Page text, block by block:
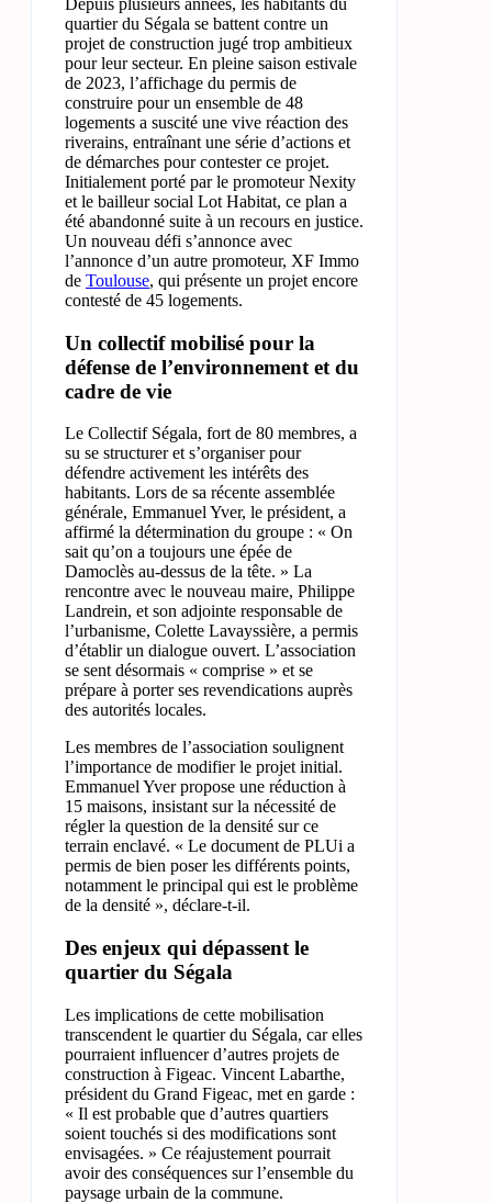
quartier du Ségala se battent contre un
projet de construction jugé trop ambitieux
pour leur secteur. En pleine saison estivale
de 2023, l’affichage du permis de
construire pour un ensemble de 48
logements a suscité une vive réaction des
riverains, entraînant une série d’actions et
de démarches pour contester ce projet.
Initialement porté par le promoteur Nexity
et le bailleur social Lot Habitat, ce plan a
été abandonné suite à un recours en justice.
Un nouveau défi s’annonce avec
l’annonce d’un autre promoteur, XF Immo
de Toulouse, qui présente un projet encore
contesté de 45 logements.
Un collectif mobilisé pour la
défense de l’environnement et du
cadre de vie
Le Collectif Ségala, fort de 80 membres, a
su se structurer et s’organiser pour
défendre activement les intérêts des
habitants. Lors de sa récente assemblée
générale, Emmanuel Yver, le président, a
affirmé la détermination du groupe : « On
sait qu’on a toujours une épée de
Damoclès au-dessus de la tête. » La
rencontre avec le nouveau maire, Philippe
Landrein, et son adjointe responsable de
l’urbanisme, Colette Lavayssière, a permis
d’établir un dialogue ouvert. L’association
se sent désormais « comprise » et se
prépare à porter ses revendications auprès
des autorités locales.
Les membres de l’association soulignent
l’importance de modifier le projet initial.
Emmanuel Yver propose une réduction à
15 maisons, insistant sur la nécessité de
régler la question de la densité sur ce
terrain enclavé. « Le document de PLUi a
permis de bien poser les différents points,
notamment le principal qui est le problème
de la densité », déclare-t-il.
Des enjeux qui dépassent le
quartier du Ségala
Les implications de cette mobilisation
transcendent le quartier du Ségala, car elles
pourraient influencer d’autres projets de
construction à Figeac. Vincent Labarthe,
président du Grand Figeac, met en garde :
« Il est probable que d’autres quartiers
soient touchés si des modifications sont
envisagées. » Ce réajustement pourrait
avoir des conséquences sur l’ensemble du
paysage urbain de la commune.